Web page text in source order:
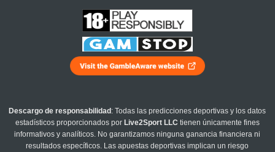
Descargo de responsabilidad : Todas las predicciones deportivas y los datos
estadísticos proporcionados por Live2Sport LLC tienen únicamente fines
informativos y analíticos. No garantizamos ninguna ganancia financiera ni
resultados específicos. Las apuestas deportivas implican un riesgo